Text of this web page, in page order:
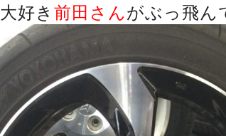
大好き 前田さんがぶっ飛ん